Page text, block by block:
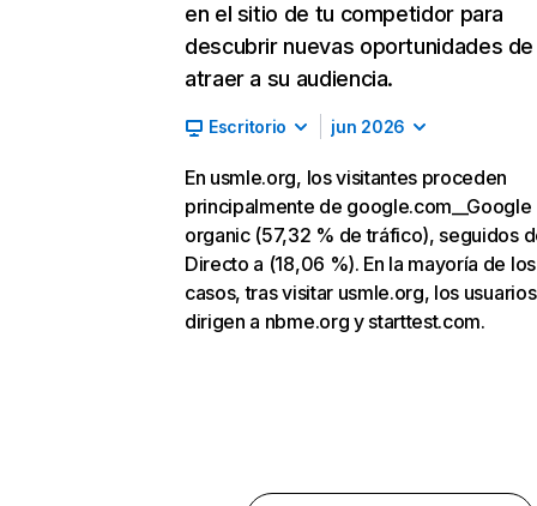
en el sitio de tu competidor para
descubrir nuevas oportunidades de
atraer a su audiencia.
Escritorio jun 2026
En usmle.org, los visitantes proceden
principalmente de google.com__Google
organic (57,32 % de tráfico), seguidos
Directo a (18,06 %). En la mayoría de los
casos, tras visitar usmle.org, los
dirigen a nbme.org y starttest.com.